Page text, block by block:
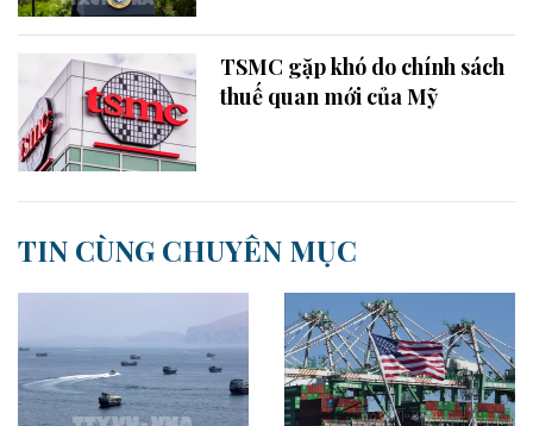
TSMC gặp khó do chính sách
thuế quan mới của Mỹ
TIN CÙNG CHUYÊN MỤC